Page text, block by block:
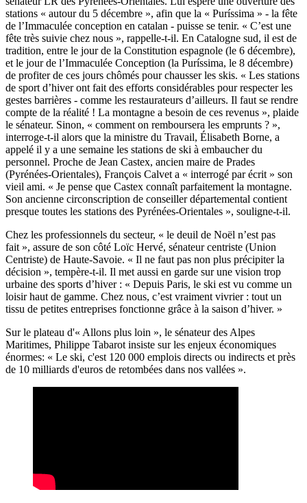
stations « autour du 5 décembre », afin que la « Puríssima » - la fête
de l’Immaculée conception en catalan - puisse se tenir. « C’est une
fête très suivie chez nous », rappelle-t-il. En Catalogne sud, il est de
tradition, entre le jour de la Constitution espagnole (le 6 décembre),
et le jour de l’Immaculée Conception (la Puríssima, le 8 décembre)
de profiter de ces jours chômés pour chausser les skis. « Les stations
de sport d’hiver ont fait des efforts considérables pour respecter les
gestes barrières - comme les restaurateurs d’ailleurs. Il faut se rendre
compte de la réalité ! La montagne a besoin de ces revenus », plaide
le sénateur. Sinon, « comment on remboursera les emprunts ? »,
interroge-t-il alors que la ministre du Travail, Élisabeth Borne, a
appelé il y a une semaine les stations de ski à embaucher du
personnel. Proche de Jean Castex, ancien maire de Prades
(Pyrénées-Orientales), François Calvet a « interrogé par écrit » son
vieil ami. « Je pense que Castex connaît parfaitement la montagne.
Son ancienne circonscription de conseiller départemental contient
presque toutes les stations des Pyrénées-Orientales », souligne-t-il.
Chez les professionnels du secteur, « le deuil de Noël n’est pas
fait », assure de son côté Loïc Hervé, sénateur centriste (Union
Centriste) de Haute-Savoie. « Il ne faut pas non plus précipiter la
décision », tempère-t-il. Il met aussi en garde sur une vision trop
urbaine des sports d’hiver : « Depuis Paris, le ski est vu comme un
loisir haut de gamme. Chez nous, c’est vraiment vivrier : tout un
tissu de petites entreprises fonctionne grâce à la saison d’hiver. »
Sur le plateau d'« Allons plus loin », le sénateur des Alpes
Maritimes, Philippe Tabarot insiste sur les enjeux économiques
énormes: « Le ski, c'est 120 000 emplois directs ou indirects et près
de 10 milliards d'euros de retombées dans nos vallées ».